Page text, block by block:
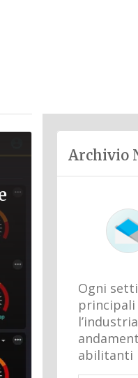
Archivio
Ogni
abilitanti